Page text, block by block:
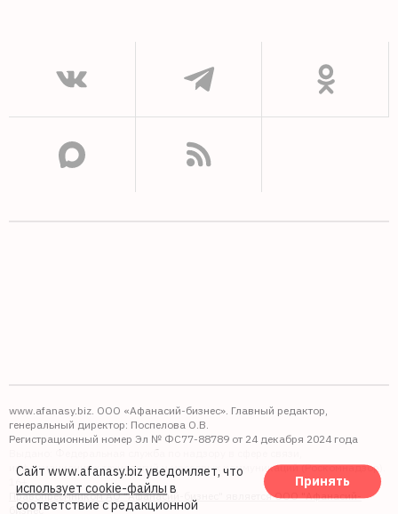
www.afanasy.biz. ООО «Афанасий-бизнес». Главный редактор,
генеральный директор: Поспелова О.В.
Регистрационный номер Эл № ФС77-88789 от 24 декабря 2024 года
Выдано: Федеральная служба по надзору в сфере связи,
информационных технологий и массовых коммуникаций (Роскомнадзор).
Правопреемником АО "Афанасий-бизнес" является ООО "Афанасий-
бизнес"
Сайт www.afanasy.biz уведомляет, что
использует cookie-файлы в
соответствие с редакционной
Принять